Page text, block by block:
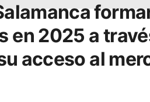
en 2025 a
acceso al